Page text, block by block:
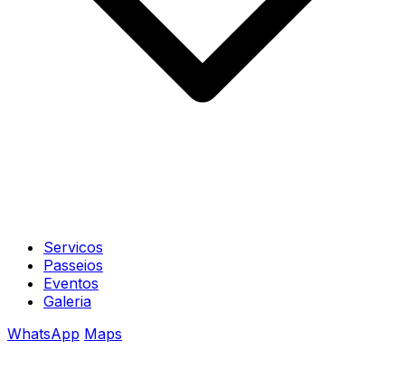
Servicos
Passeios
Eventos
Galeria
WhatsApp Maps